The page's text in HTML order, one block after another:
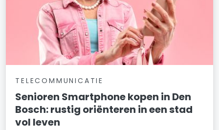
TELECOMMUNICATIE
Senioren Smartphone kopen in Den
Bosch: rustig oriënteren in een stad
vol leven